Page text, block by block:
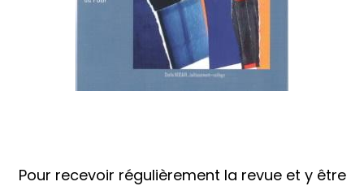
Pour recevoir régulièrement la revue et y être